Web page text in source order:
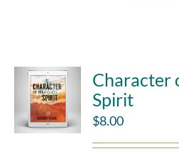
Character
Spirit
$8.00